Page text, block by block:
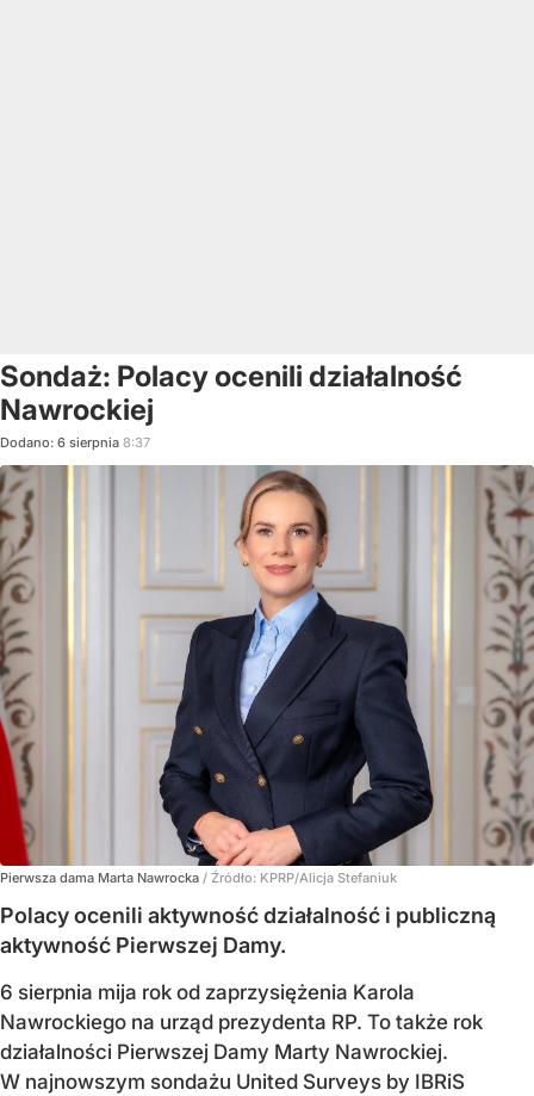
Sondaż: Polacy ocenili działalność
Nawrockiej
Dodano: 6 sierpnia 8:37
Pierwsza dama Marta Nawrocka / Źródło: KPRP/Alicja Stefaniuk
Polacy ocenili aktywność działalność i publiczną
aktywność Pierwszej Damy.
6 sierpnia mija rok od zaprzysiężenia Karola
Nawrockiego na urząd prezydenta RP. To także rok
działalności Pierwszej Damy Marty Nawrockiej.
W najnowszym sondażu United Surveys by IBRiS